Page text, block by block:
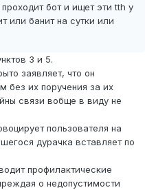
бот и ищет эти tth у
или банит на сутки или
3 и 5.
заявляет, что он
без их поручения за их
связи вобще в виду не
пользователя на
дурачка вставляет по
профилактические
о недопустимости